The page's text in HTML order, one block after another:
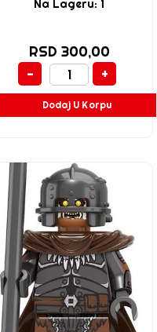
Na Lageru: 1
RSD 300,00
-
+
Dodaj U Korpu